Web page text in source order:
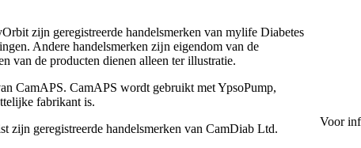
zijn geregistreerde handelsmerken van mylife Diabetes
Andere handelsmerken zĳn eigendom van de
van de producten dienen alleen ter illustratie.
CamAPS. CamAPS wordt gebruikt met YpsoPump,
fabrikant is.
zijn geregistreerde handelsmerken van CamDiab Ltd.
Voor